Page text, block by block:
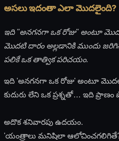
అసలు ఇదంతా ఎలా మొదలైంది?
ఇది "అనగనగా ఒక రోజు" అంటూ
మొదటి దారం అల్లడానికి ముందు
పలికే ఒక తాత్విక పరిచయం.
ఇది 'అనగనగా ఒక రోజు' అంటూ
కుదురు లేని ఒక ప్రశ్నతో… ఇది ప్రాణం
అదొక శనివారపు ఉదయం.
'యంత్రాలు మనిషిలా